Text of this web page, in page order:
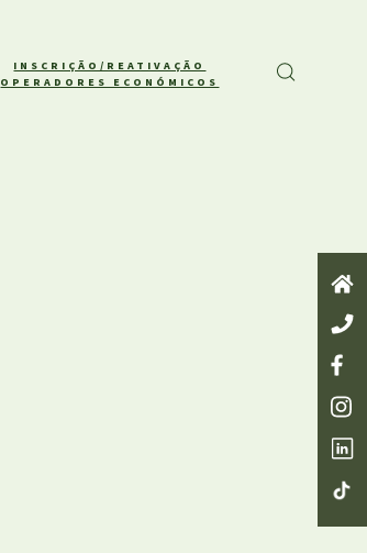
INSCRIÇÃO/REATIVAÇÃO
OPERADORES ECONÓMICOS